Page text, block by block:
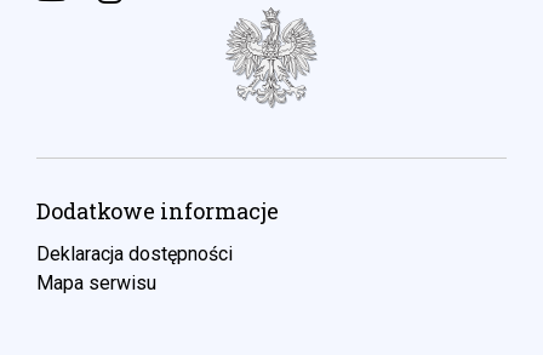
Dodatkowe informacje
Deklaracja dostępności
Mapa serwisu